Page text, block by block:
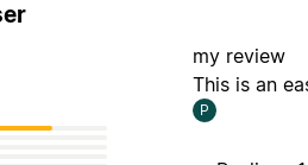
my review
This is an
P